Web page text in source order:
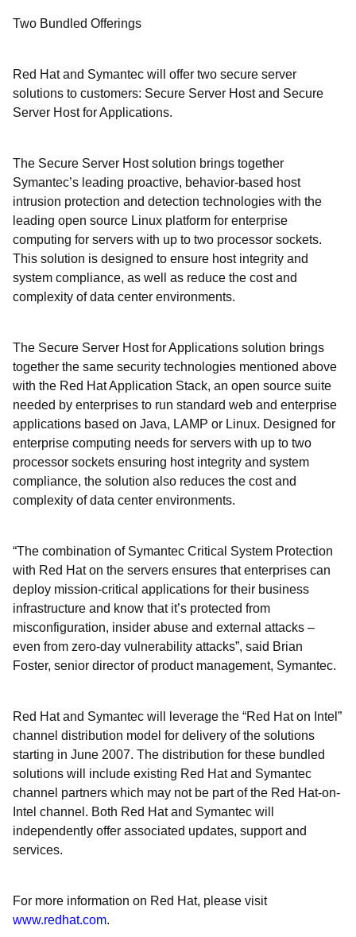
Two Bundled Offerings
Red Hat and Symantec will offer two secure server
solutions to customers: Secure Server Host and Secure
Server Host for Applications.
The Secure Server Host solution brings together
Symantec’s leading proactive, behavior-based host
intrusion protection and detection technologies with the
leading open source Linux platform for enterprise
computing for servers with up to two processor sockets.
This solution is designed to ensure host integrity and
system compliance, as well as reduce the cost and
complexity of data center environments.
The Secure Server Host for Applications solution brings
together the same security technologies mentioned above
with the Red Hat Application Stack, an open source suite
needed by enterprises to run standard web and enterprise
applications based on Java, LAMP or Linux. Designed for
enterprise computing needs for servers with up to two
processor sockets ensuring host integrity and system
compliance, the solution also reduces the cost and
complexity of data center environments.
“The combination of Symantec Critical System Protection
with Red Hat on the servers ensures that enterprises can
deploy mission-critical applications for their business
infrastructure and know that it’s protected from
misconfiguration, insider abuse and external attacks –
even from zero-day vulnerability attacks”, said Brian
Foster, senior director of product management, Symantec.
Red Hat and Symantec will leverage the “Red Hat on Intel”
channel distribution model for delivery of the solutions
starting in June 2007. The distribution for these bundled
solutions will include existing Red Hat and Symantec
channel partners which may not be part of the Red Hat-on-
Intel channel. Both Red Hat and Symantec will
independently offer associated updates, support and
services.
For more information on Red Hat, please visit
www.redhat.com.